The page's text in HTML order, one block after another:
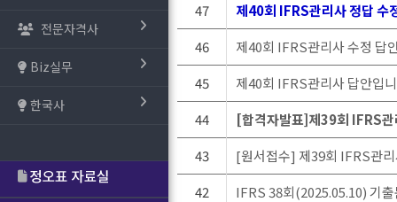
전문자격사
Biz실무
한국사
47
제40회 IFRS관리사 정답 수
46
제40회 IFRS관리사 수정 답
45
제40회 IFRS관리사 답안입
44
[합격자발표]제39회 IFRS관
43
[원서접수] 제39회 IFRS관
42
IFRS 38회(2025.05.10) 기